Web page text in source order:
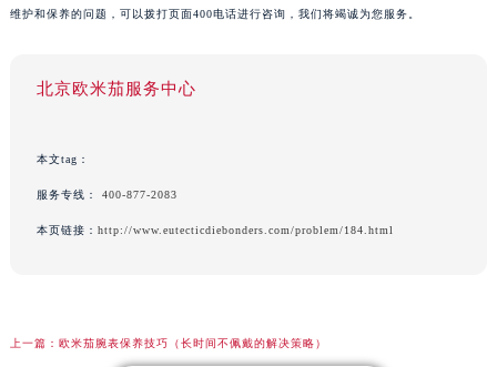
维护和保养的问题，可以拨打页面400电话进行咨询，我们将竭诚为您服务。
北京欧米茄服务中心
本文tag：
服务专线： 400-877-2083
本页链接： http://www.eutecticdiebonders.com/problem/184.html
上一篇： 欧米茄腕表保养技巧（长时间不佩戴的解决策略）